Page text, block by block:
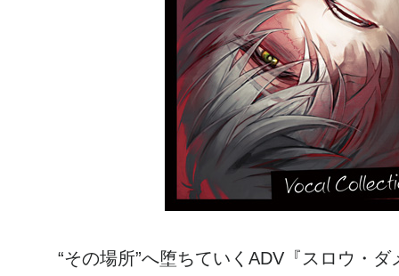
“その場所”へ堕ちていくADV『スロウ・